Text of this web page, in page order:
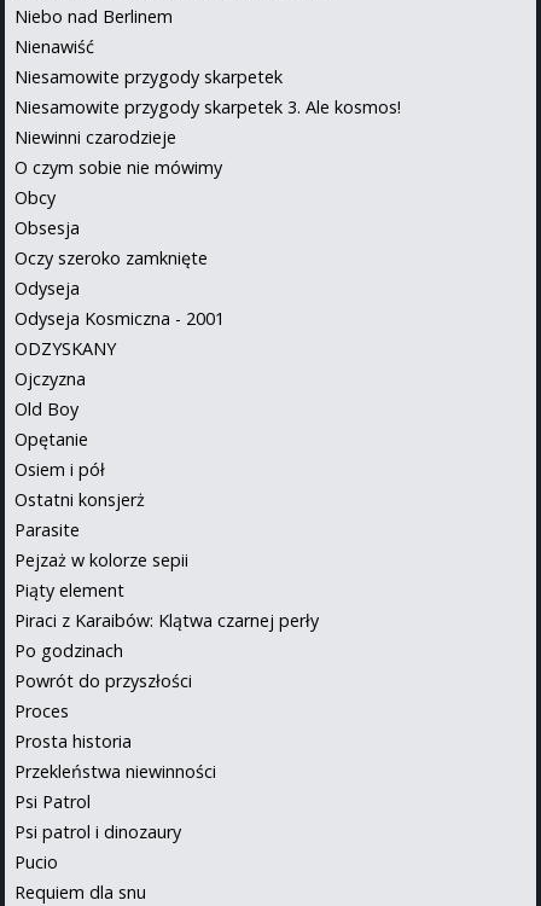
Niebo nad Berlinem
Nienawiść
Niesamowite przygody skarpetek
Niesamowite przygody skarpetek 3. Ale kosmos!
Niewinni czarodzieje
O czym sobie nie mówimy
Obcy
Obsesja
Oczy szeroko zamknięte
Odyseja
Odyseja Kosmiczna - 2001
ODZYSKANY
Ojczyzna
Old Boy
Opętanie
Osiem i pół
Ostatni konsjerż
Parasite
Pejzaż w kolorze sepii
Piąty element
Piraci z Karaibów: Klątwa czarnej perły
Po godzinach
Powrót do przyszłości
Proces
Prosta historia
Przekleństwa niewinności
Psi Patrol
Psi patrol i dinozaury
Pucio
Requiem dla snu